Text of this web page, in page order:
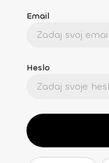
Email
Heslo